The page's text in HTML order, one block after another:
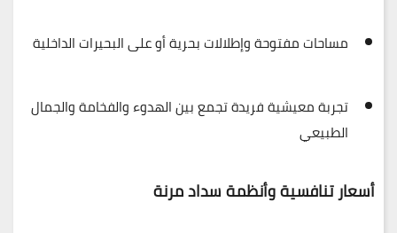
مساحات مفتوحة وإطلالات بحرية أو على البحيرات الداخلية
تجربة معيشية فريدة تجمع بينالهدوء والفخامة والجمال
الطبيعي
أسعار تنافسية وأنظمة سداد مرنة